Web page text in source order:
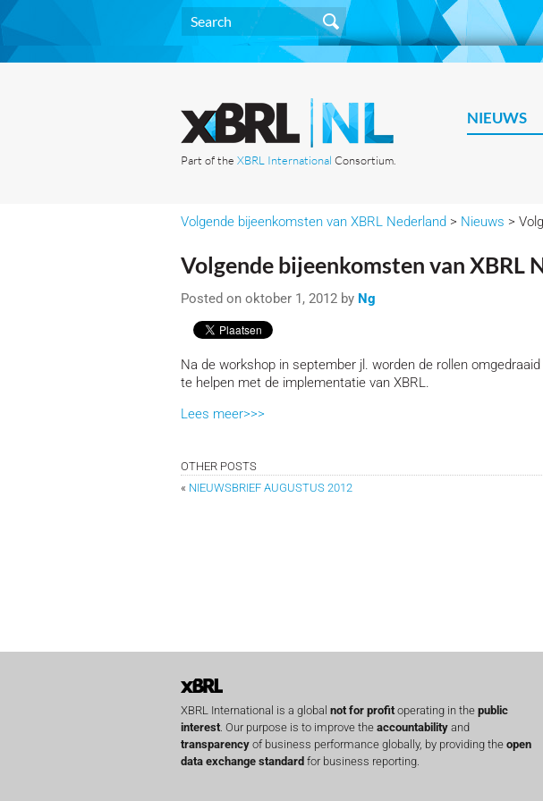
Part of the XBRL International Consortium.
NIEUWS
Volgende bijeenkomsten van XBRL Nederland > Nieuws >
Volgende bijeenkomsten van XBRL
Posted on oktober 1, 2012 by Ng
Na de workshop in september jl. worden de rollen
te helpen met de implementatie van XBRL.
Lees meer>>>
OTHER POSTS
« NIEUWSBRIEF AUGUSTUS 2012
XBRL International is a global not for profitoperating in the public
interest. Our purpose is to improve the accountability and
transparency of business performance globally, by providing the open
data exchange standard for business reporting.